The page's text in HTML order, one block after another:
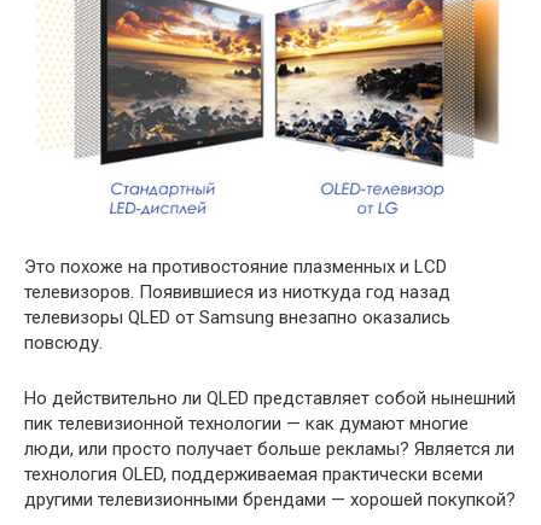
Это похоже на противостояние плазменных и LCD
телевизоров. Появившиеся из ниоткуда год назад
телевизоры QLED от Samsung внезапно оказались
повсюду.
Но действительно ли QLED представляет собой нынешний
пик телевизионной технологии — как думают многие
люди, или просто получает больше рекламы? Является ли
технология OLED, поддерживаемая практически всеми
другими телевизионными брендами — хорошей покупкой?